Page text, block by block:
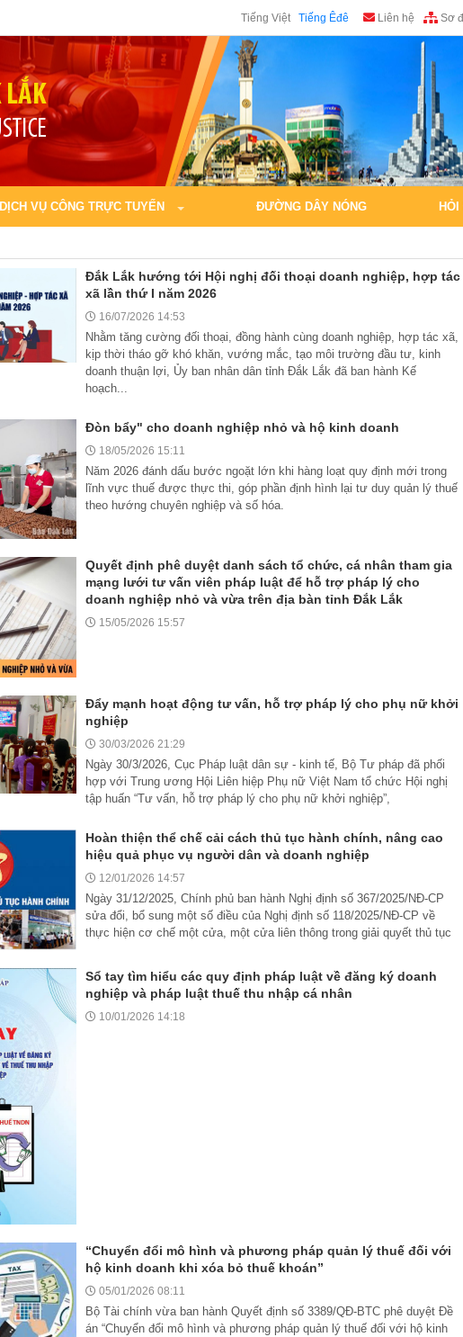
Tiếng Việt Tiếng Êđê Liên hệ Sơ
DỊCH VỤ CÔNG TRỰC TUYẾN ĐƯỜNG DÂY NÓNG
Đắk Lắk hướng tới Hội nghị đối thoại doanh nghiệp, hợp tác
xã lần thứ I năm 2026
16/07/2026 14:53
Nhằm tăng cường đối thoại, đồng hành cùng doanh nghiệp, hợp tác xã,
kịp thời tháo gỡ khó khăn, vướng mắc, tạo môi trường đầu tư, kinh
doanh thuận lợi, Ủy ban nhân dân tỉnh Đắk Lắk đã ban hành Kế
hoạch...
Đòn bẩy" cho doanh nghiệp nhỏ và hộ kinh doanh
18/05/2026 15:11
Năm 2026 đánh dấu bước ngoặt lớn khi hàng loạt quy định mới trong
lĩnh vực thuế được thực thi, góp phần định hình lại tư duy quản lý thuế
theo hướng chuyên nghiệp và số hóa.
Quyết định phê duyệt danh sách tổ chức, cá nhân tham gia
mạng lưới tư vấn viên pháp luật để hỗ trợ pháp lý cho
doanh nghiệp nhỏ và vừa trên địa bàn tỉnh Đắk Lắk
15/05/2026 15:57
Đẩy mạnh hoạt động tư vấn, hỗ trợ pháp lý cho phụ nữ khởi
nghiệp
30/03/2026 21:29
Ngày 30/3/2026, Cục Pháp luật dân sự - kinh tế, Bộ Tư pháp đã phối
hợp với Trung ương Hội Liên hiệp Phụ nữ Việt Nam tổ chức Hội nghị
tập huấn “Tư vấn, hỗ trợ pháp lý cho phụ nữ khởi nghiệp”,
Hoàn thiện thể chế cải cách thủ tục hành chính, nâng cao
hiệu quả phục vụ người dân và doanh nghiệp
12/01/2026 14:57
Ngày 31/12/2025, Chính phủ ban hành Nghị định số 367/2025/NĐ-CP
sửa đổi, bổ sung một số điều của Nghị định số 118/2025/NĐ-CP về
thực hiện cơ chế một cửa, một cửa liên thông trong giải quyết thủ tục
Sổ tay tìm hiểu các quy định pháp luật về đăng ký doanh
nghiệp và pháp luật thuế thu nhập cá nhân
10/01/2026 14:18
“Chuyển đổi mô hình và phương pháp quản lý thuế đối với
hộ kinh doanh khi xóa bỏ thuế khoán”
05/01/2026 08:11
Bộ Tài chính vừa ban hành Quyết định số 3389/QĐ-BTC phê duyệt Đề
án “Chuyển đổi mô hình và phương pháp quản lý thuế đối với hộ kinh